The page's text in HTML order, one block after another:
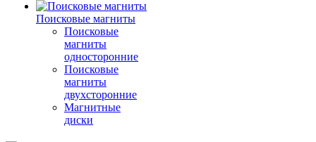
Поисковые магниты
Поисковые
магниты
односторонние
Поисковые
магниты
двухсторонние
Магнитные
диски